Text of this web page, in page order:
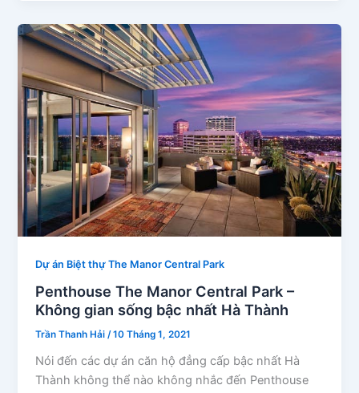
Dự án Biệt thự The Manor Central Park
Penthouse The Manor Central Park –
Không gian sống bậc nhất Hà Thành
Trần Thanh Hải/10 Tháng 1, 2021
Nói đến các dự án căn hộ đẳng cấp bậc nhất Hà
Thành không thể nào không nhắc đến Penthouse